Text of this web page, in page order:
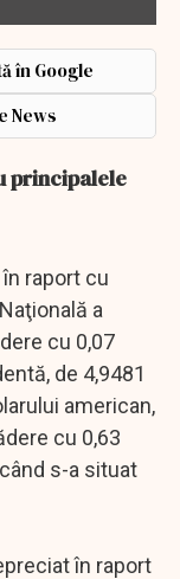
în Google
News
principalele
raport cu
a
cu 0,07
de 4,9481
american,
cu 0,63
s-a situat
în raport